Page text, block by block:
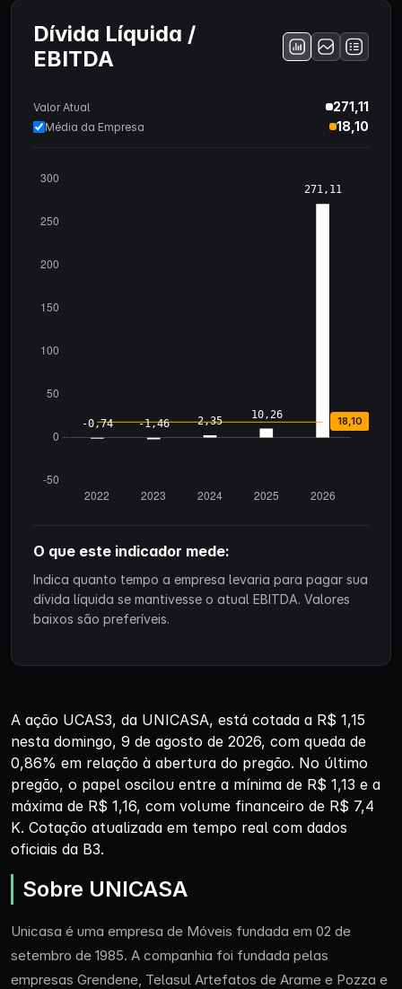
Dívida Líquida /
EBITDA
Valor Atual 271,11
Média da Empresa 18,10
O que este indicador mede:
Indica quanto tempo a empresa levaria para pagar sua
dívida líquida se mantivesse o atual EBITDA. Valores
baixos são preferíveis.
A ação UCAS3, da UNICASA, está cotada a R$ 1,15
nesta domingo, 9 de agosto de 2026, com queda de
0,86% em relação à abertura do pregão. No último
pregão, o papel oscilou entre a mínima de R$ 1,13 e a
máxima de R$ 1,16, com volume financeiro de R$ 7,4
K. Cotação atualizada em tempo real com dados
oficiais da B3.
Sobre UNICASA
Unicasa é uma empresa de Móveis fundada em 02 de
setembro de 1985. A companhia foi fundada pelas
empresas Grendene, Telasul Artefatos de Arame e Pozza e